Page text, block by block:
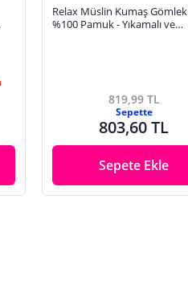
Relax Müslin Kumaş Gömlek
%100 Pamuk - Yıkamalı ve
819,99 TL
Sepette
803,60 TL
Sepete Ekle